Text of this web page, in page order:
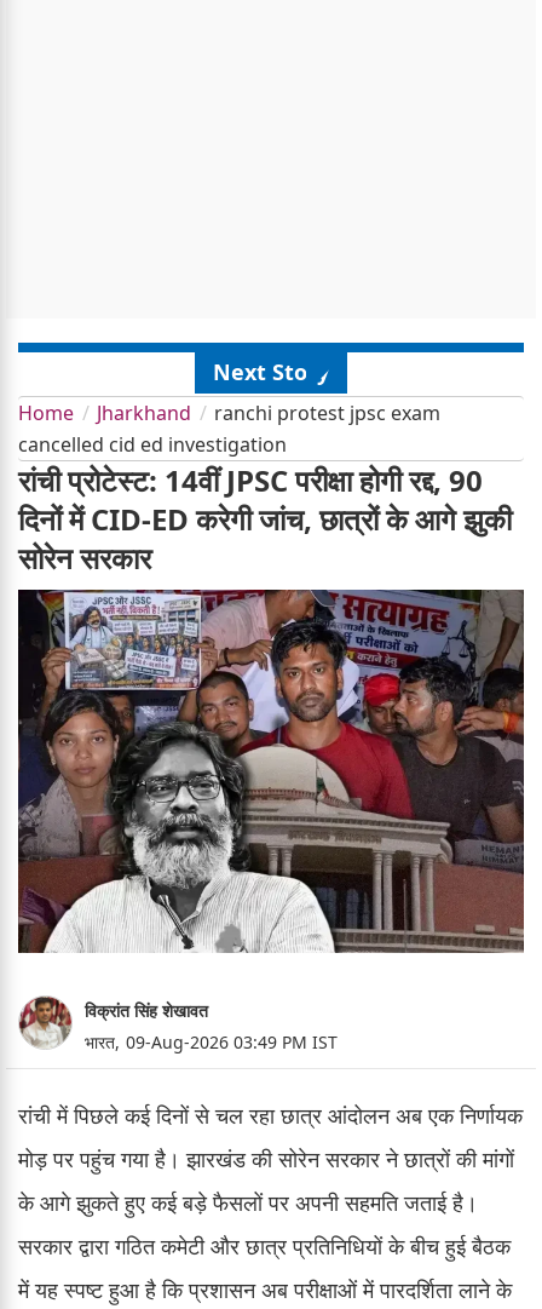
Next Story
Home Jharkhand
ranchi protest jpsc exam
cancelled cid ed investigation
रांची प्रोटेस्ट: 14वीं JPSC परीक्षा होगी रद्द, 90
दिनों में CID-ED करेगी जांच, छात्रों के आगे झुकी
सोरेन सरकार
विक्रांत सिंह शेखावत
भारत, 09-Aug-2026 03:49 PM IST
रांची में पिछले कई दिनों से चल रहा छात्र आंदोलन अब एक निर्णायक
मोड़ पर पहुंच गया है। झारखंड की सोरेन सरकार ने छात्रों की मांगों
के आगे झुकते हुए कई बड़े फैसलों पर अपनी सहमति जताई है।
सरकार द्वारा गठित कमेटी और छात्र प्रतिनिधियों के बीच हुई बैठक
में यह स्पष्ट हुआ है कि प्रशासन अब परीक्षाओं में पारदर्शिता लाने के